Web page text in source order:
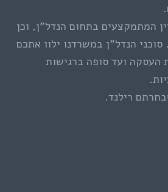
המתמקצעים בתחום הנדל”ן, וכן
הנדל”ן במשרדנו ילוו אתכם
העסקה ועד סופה ברגישות
רילנד.